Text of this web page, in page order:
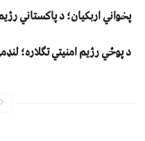
پخواني اربکیان؛ د پاکستاني
د پوځي رژیم امنیتي تګلاره؛